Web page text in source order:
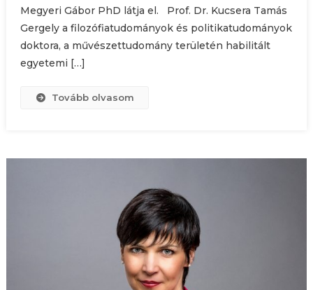
Megyeri Gábor PhD látja el.​ Prof. Dr. Kucsera Tamás
Gergely a filozófiatudományok és politikatudományok
doktora, a művészettudomány területén habilitált
egyetemi […]
Tovább olvasom